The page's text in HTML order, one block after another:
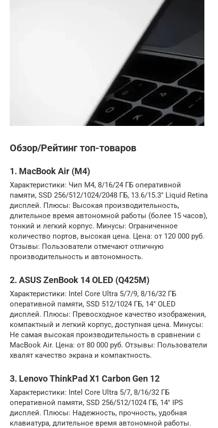
Обзор/Рейтинг топ-товаров
1. MacBook Air (M4)
Характеристики: Чип M4, 8/16/24 ГБ оперативной
памяти, SSD 256/512/1024/2048 ГБ, 13.6/15.3″ Liquid Retina
дисплей. Плюсы: Высокая производительность,
длительное время автономной работы (более 15 часов),
тонкий и легкий корпус. Минусы: Ограниченное
количество портов, высокая цена. Цена: от 120 000 руб.
Отзывы: Пользователи отмечают отличную
производительность и автономность.
2. ASUS ZenBook 14 OLED (Q425M)
Характеристики: Intel Core Ultra 5/7/9, 8/16/32 ГБ
оперативной памяти, SSD 512/1024 ГБ, 14″ OLED
дисплей. Плюсы: Превосходное качество изображения,
компактный и легкий корпус, доступная цена. Минусы:
Не самая высокая производительность в сравнении с
MacBook Air. Цена: от 80 000 руб. Отзывы: Пользователи
хвалят качество экрана и компактность.
3. Lenovo ThinkPad X1 Carbon Gen 12
Характеристики: Intel Core Ultra 5/7, 8/16/32 ГБ
оперативной памяти, SSD 256/512/1024 ГБ, 14″ IPS
дисплей. Плюсы: Надежность, прочность, удобная
клавиатура, длительное время автономной работы.